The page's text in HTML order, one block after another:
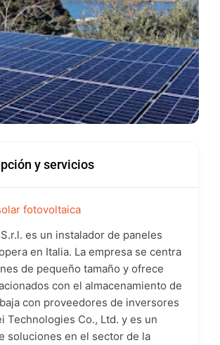
y servicios
fotovoltaica
es un instalador de paneles
en Italia. La empresa se centra
de pequeño tamaño y ofrece
con el almacenamiento de
con proveedores de inversores
Technologies Co., Ltd. y es un
soluciones en el sector de la